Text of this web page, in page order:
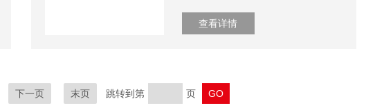
查看详情
下一页 末页 跳转到第 页